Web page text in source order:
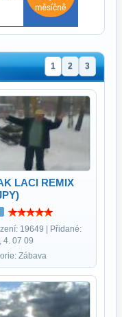
1 2 3
LACI REMIX
19649 | Přidané:
4. 07 09
Zábava